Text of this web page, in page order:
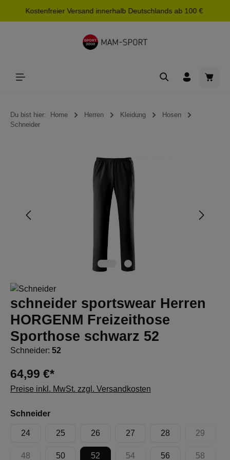
springen
Kostenfreier Versand innerhalb Deutschlands ab 100 €
Du bist hier: Home Herren Kleidung
Hosen
Schneider
Bildergalerie überspringen
schneider sportswear Herren
HORGENM Freizeithose
Sporthose schwarz 52
Schneider: 52
64,99 €*
Preise inkl. MwSt. zzgl. Versandkosten
Schneiderauswählen
24 25 26 27 28 29
(Diese
48 50 52 54 56 58